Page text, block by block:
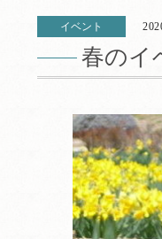
イベント
春のイ